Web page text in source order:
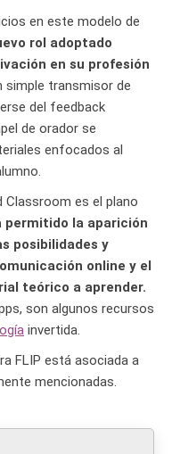
en este modelo de
rol adoptado
en su profesión
simple transmisor de
del feedback
de orador se
enfocados al
Classroom es el plano
permitido la aparición
posibilidades y
online y el
teórico a aprender.
son algunos recursos
invertida.
FLIP está asociada a
mencionadas.